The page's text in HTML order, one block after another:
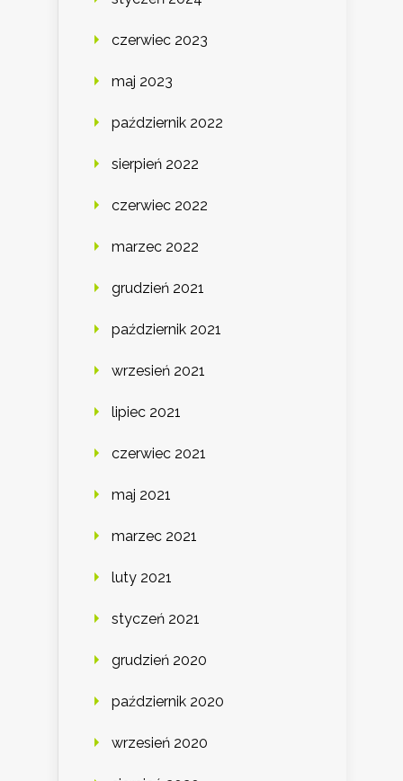
czerwiec 2023
maj 2023
październik 2022
sierpień 2022
czerwiec 2022
marzec 2022
grudzień 2021
październik 2021
wrzesień 2021
lipiec 2021
czerwiec 2021
maj 2021
marzec 2021
luty 2021
styczeń 2021
grudzień 2020
październik 2020
wrzesień 2020